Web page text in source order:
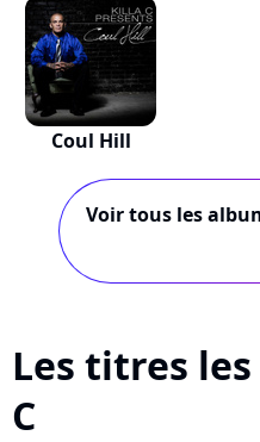
Coul Hill
Voir tous les
Les titres
C